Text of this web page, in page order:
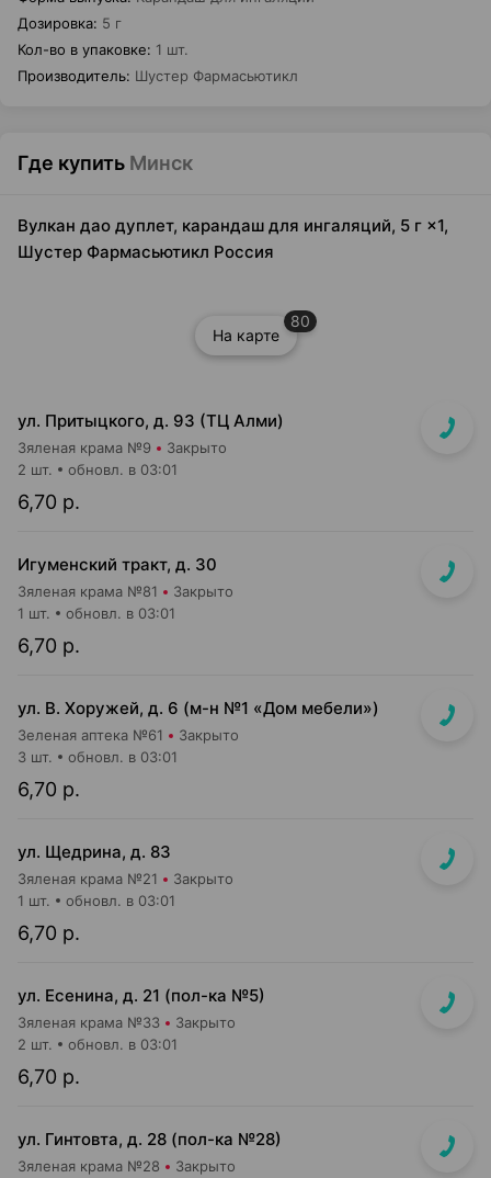
Дозировка: 5 г
Кол-во в упаковке: 1 шт.
Производитель: Шустер Фармасьютикл
Где купить Минск
Вулкан дао дуплет, карандаш для ингаляций, 5 г ×1,
Шустер Фармасьютикл Россия
На карте
80
ул. Притыцкого, д. 93 (ТЦ Алми)
Зяленая крама №9 Закрыто
6,70 р.
2 шт. обновл. в 03:01
Игуменский тракт, д. 30
Зяленая крама №81 Закрыто
6,70 р.
1 шт. обновл. в 03:01
ул. В. Хоружей, д. 6 (м-н №1 «Дом мебели»)
Зеленая аптека №61 Закрыто
6,70 р.
3 шт. обновл. в 03:01
ул. Щедрина, д. 83
Зяленая крама №21 Закрыто
6,70 р.
1 шт. обновл. в 03:01
ул. Есенина, д. 21 (пол-ка №5)
Зяленая крама №33 Закрыто
6,70 р.
2 шт. обновл. в 03:01
ул. Гинтовта, д. 28 (пол-ка №28)
Зяленая крама №28 Закрыто